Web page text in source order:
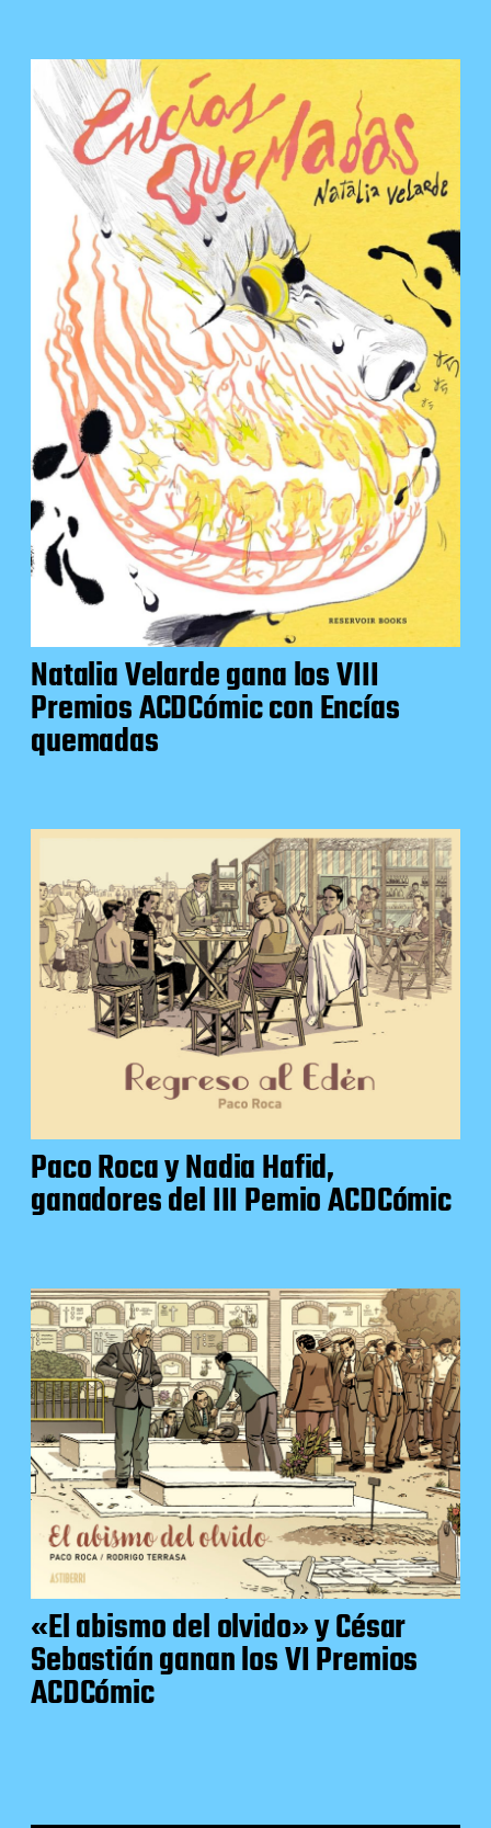
Natalia Velarde gana los VIII
Premios ACDCómic con Encías
quemadas
Paco Roca y Nadia Hafid,
ganadores del III Pemio ACDCómic
«El abismo del olvido» y César
Sebastián ganan los VI Premios
ACDCómic